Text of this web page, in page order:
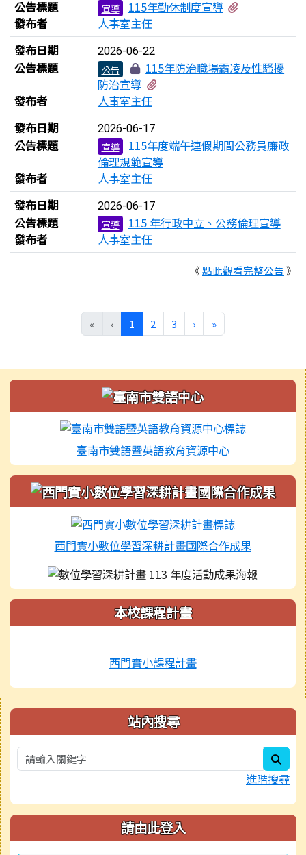
公告標題 宣導 115年勤休制度宣導
發布者
人事室主任
發布日期
2026-06-22
公告標題 公告
115年防治職場霸凌及性騷擾
防治宣導
發布者
人事室主任
發布日期
2026-06-17
公告標題 宣導
115年度端午連假期間公務員廉政
倫理規範宣導
發布者
人事室主任
發布日期
2026-06-17
公告標題 宣導
115 年行政中立、公務倫理宣導
發布者
人事室主任
《點此觀看完整公告》
« ‹ 1 (目前頁次)
2 3 ›下一頁
»最後頁
左邊區域內容
臺南市雙語暨英語教育資源中心
西門實小數位學習深耕計畫國際合作成果
本校課程計畫
西門實小課程計畫
右邊區域內容 站內搜尋
進階搜尋
請由此登入